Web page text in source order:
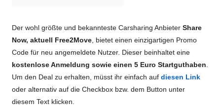
Der wohl größte und bekannteste Carsharing Anbieter Share
Now, aktuell Free2Move , bietet einen einzigartigen Promo
Code für neu angemeldete Nutzer. Dieser beinhaltet eine
kostenlose Anmeldung sowie einen 5 Euro Startguthaben
Um den Deal zu erhalten, müsst ihr einfach auf diesen Link
oder alternativ auf die Checkbox bzw. dem Button unter
diesem Text klicken.